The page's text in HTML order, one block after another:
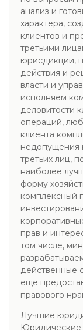
анализ и
характера,
клиентов и
третьими
юрисдикции,
действия и
власти и
исполняем
деловитости
операций,
клиента
недопущения
третьих лиц,
наиболее
форму
комплексный
прав и
том числе,
действенные
еще
правового
Лучшие
Юридические